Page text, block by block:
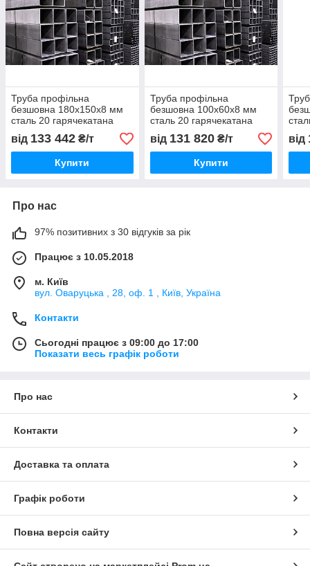
Труба профільна
безшовна 180х150х8 мм
сталь 20 гарячекатана
ГОСТ 8732-78
від 133 442 ₴/т
Купити
Труба профільна
безшовна 100х60х8 мм
сталь 20 гарячекатана
ГОСТ 8732-78
від 131 820₴/т
Купити
від
Про нас
97% позитивних з 30 відгуків за рік
Працює з 10.05.2018
м. Київ
вул. Оваруцька , 28, оф. 1 , Київ, Україна
Контакти
Сьогодні працює з 09:00 до 17:00
Показати весь графік роботи
Про нас
Контакти
Доставка та оплата
Графік роботи
Повна версія сайту